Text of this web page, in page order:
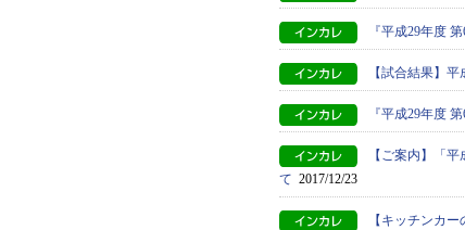
『平成29年度
【試合結果】
『平成29年度
【ご案内】「
て 2017/12/23
【キッチンカ